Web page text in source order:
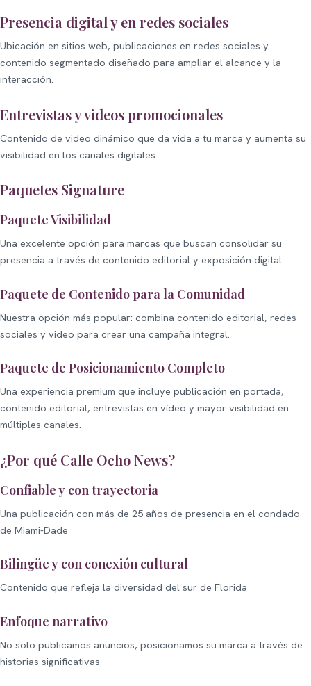
Presencia digital y en redes sociales
Ubicación en sitios web, publicaciones en redes sociales y
contenido segmentado diseñado para ampliar el alcance y la
interacción.
Entrevistas y videos promocionales
Contenido de video dinámico que da vida a tu marca y aumenta su
visibilidad en los canales digitales.
Paquetes Signature
Paquete Visibilidad
Una excelente opción para marcas que buscan consolidar su
presencia a través de contenido editorial y exposición digital.
Paquete de Contenido para la Comunidad
Nuestra opción más popular: combina contenido editorial, redes
sociales y video para crear una campaña integral.
Paquete de Posicionamiento Completo
Una experiencia premium que incluye publicación en portada,
contenido editorial, entrevistas en vídeo y mayor visibilidad en
múltiples canales.
¿Por qué Calle Ocho News?
Confiable y con trayectoria
Una publicación con más de 25 años de presencia en el condado
de Miami-Dade
Bilingüe y con conexión cultural
Contenido que refleja la diversidad del sur de Florida
Enfoque narrativo
No solo publicamos anuncios, posicionamos su marca a través de
historias significativas